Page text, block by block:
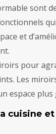
sont
et
pour
Les
espace
cuisine